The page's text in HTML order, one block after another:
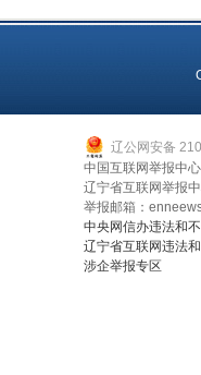
辽公网安备
中国互联网举报中
辽宁省互联网举报
举报邮箱：
中央网信办违法和
辽宁省互联网违法
涉企举报专区